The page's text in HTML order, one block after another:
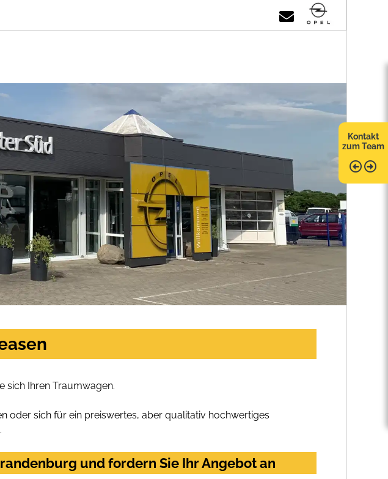
Kontakt
zum Team
sich Ihren Traumwagen.
oder sich für ein preiswertes, aber qualitativ hochwertiges
und fordern Sie Ihr Angebot an